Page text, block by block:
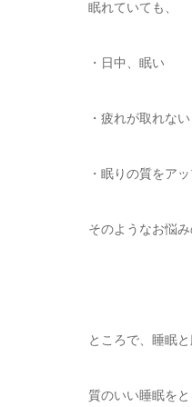
眠れていても、
・日中、眠い
・疲れが取れない
・眠りの質をア
そのようなお悩
ところで、睡眠
質のいい睡眠を